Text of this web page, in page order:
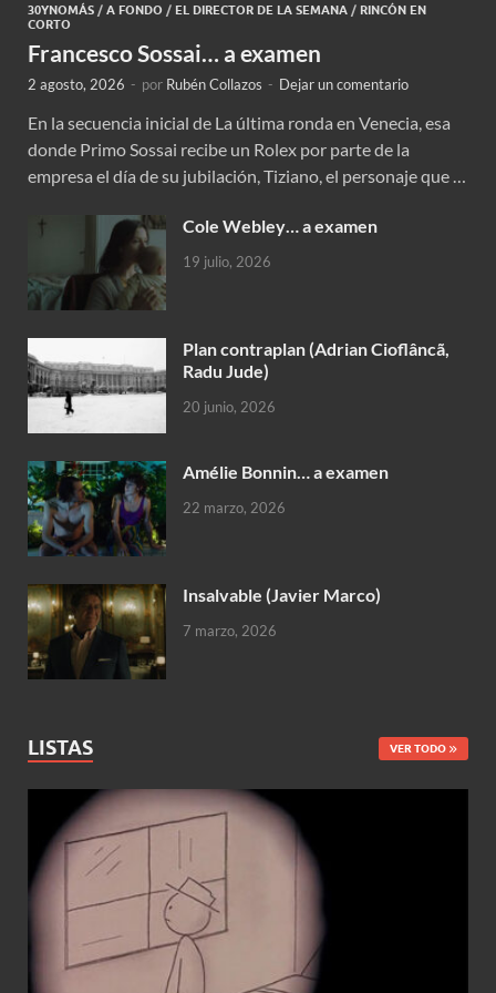
30YNOMÁS / A FONDO / EL DIRECTOR DE LA SEMANA / RINCÓN EN
CORTO
Francesco Sossai… a examen
2 agosto, 2026 - por Rubén Collazos - Dejar un comentario
En la secuencia inicial de La última ronda en Venecia, esa
donde Primo Sossai recibe un Rolex por parte de la
empresa el día de su jubilación, Tiziano, el personaje que …
Cole Webley… a examen
19 julio, 2026
Plan contraplan (Adrian Cioflâncã,
Radu Jude)
20 junio, 2026
Amélie Bonnin… a examen
22 marzo, 2026
Insalvable (Javier Marco)
7 marzo, 2026
LISTAS VER TODO